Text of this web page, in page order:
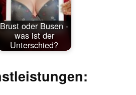
Brust oder Busen -
was ist der
Unterschied?